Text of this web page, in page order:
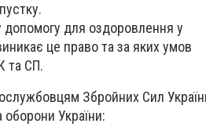
допомогу для оздоровлення у
це право та за яких умов
та СП.
Збройних Сил
України: